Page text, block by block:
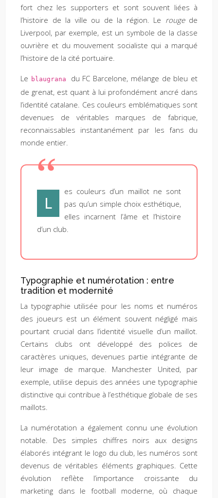
fort chez les supporters et sont souvent liées à
l’histoire de la ville ou de la région. Le rouge de
Liverpool, par exemple, est un symbole de la classe
ouvrière et du mouvement socialiste qui a marqué
l’histoire de la cité portuaire.
Le blaugrana du FC Barcelone, mélange de bleu et
de grenat, est quant à lui profondément ancré dans
l’identité catalane. Ces couleurs emblématiques sont
devenues de véritables marques de fabrique,
reconnaissables instantanément par les fans du
monde entier.
L
es couleurs d’un maillot ne sont
pas qu’un simple choix esthétique,
elles incarnent l’âme et l’histoire
d’un club.
Typographie et numérotation : entre
tradition et modernité
La typographie utilisée pour les noms et numéros
des joueurs est un élément souvent négligé mais
pourtant crucial dans l’identité visuelle d’un maillot.
Certains clubs ont développé des polices de
caractères uniques, devenues partie intégrante de
leur image de marque. Manchester United, par
exemple, utilise depuis des années une typographie
distinctive qui contribue à l’esthétique globale de ses
maillots.
La numérotation a également connu une évolution
notable. Des simples chiffres noirs aux designs
élaborés intégrant le logo du club, les numéros sont
devenus de véritables éléments graphiques. Cette
évolution reflète l’importance croissante du
marketing dans le football moderne, où chaque